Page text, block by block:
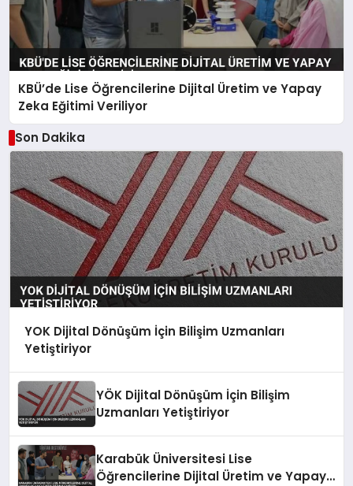
KBÜ’de Lise Öğrencilerine Dijital Üretim ve Yapay
Zeka Eğitimi Veriliyor
Son Dakika
YOK Dijital Dönüşüm İçin Bilişim Uzmanları
Yetiştiriyor
YÖK Dijital Dönüşüm İçin Bilişim
Uzmanları Yetiştiriyor
Karabük Üniversitesi Lise
Öğrencilerine Dijital Üretim ve Yapay